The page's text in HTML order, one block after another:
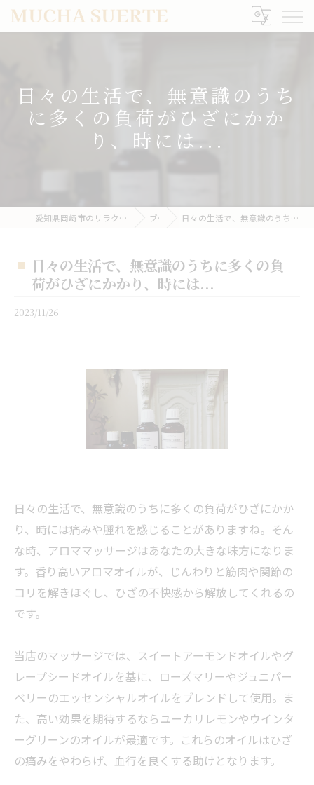
日々の生活で、無意識のうち
に多くの負荷がひざにかか
り、時には...
愛知県岡崎市のリラクゼーションならMUCHA SUERTE ブログ 日々の生活で、無意識のうちに多くの負荷がひざにかかり、時には...
日々の生活で、無意識のうちに多くの負
荷がひざにかかり、時には...
2023/11/26
日々の生活で、無意識のうちに多くの負荷がひざにかか
り、時には痛みや腫れを感じることがありますね。そん
な時、アロママッサージはあなたの大きな味方になりま
す。香り高いアロマオイルが、じんわりと筋肉や関節の
コリを解きほぐし、ひざの不快感から解放してくれるの
です。
当店のマッサージでは、スイートアーモンドオイルやグ
レープシードオイルを基に、ローズマリーやジュニパー
ベリーのエッセンシャルオイルをブレンドして使用。ま
た、高い効果を期待するならユーカリレモンやウインタ
ーグリーンのオイルが最適です。これらのオイルはひざ
の痛みをやわらげ、血行を良くする助けとなります。